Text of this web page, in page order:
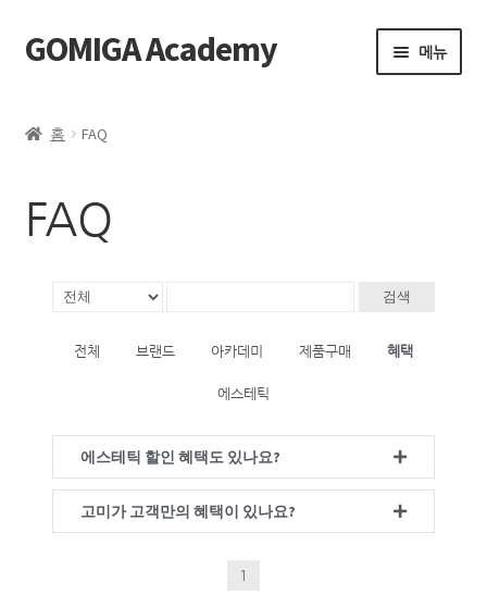
GOMIGA Academy 메뉴
FAQ
제품 구매
홈 FAQ
FAQ
검색
전체 브랜드 아카데미 제품구매 혜택
에스테틱
에스테틱 할인 혜택도 있나요?
고미가 고객만의 혜택이 있나요?
1